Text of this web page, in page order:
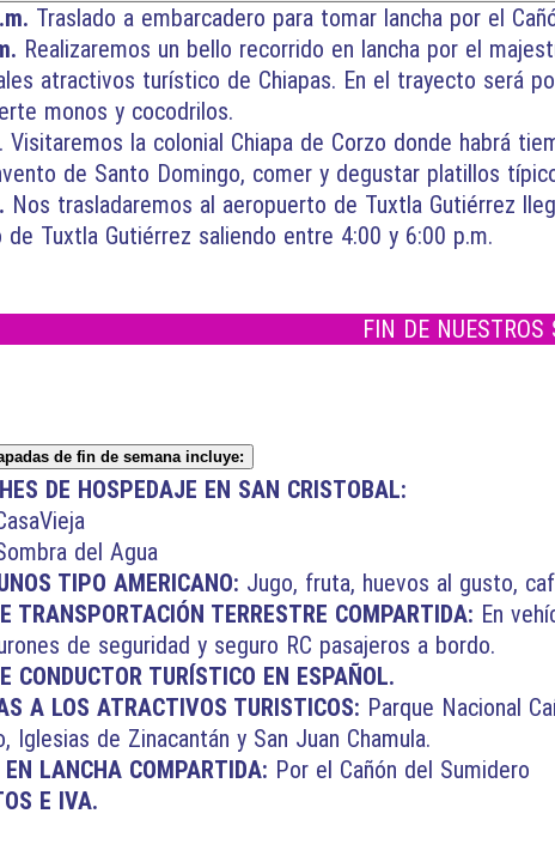
Traslado a embarcadero para tomar lancha por el
Realizaremos un bello recorrido en lancha por el
atractivos turístico de Chiapas. En el trayecto será
monos y cocodrilos.
. Visitaremos la colonial Chiapa de Corzo donde habrá
de Santo Domingo, comer y degustar platillos
Nos trasladaremos al aeropuerto de Tuxtla Gutiérrez
de Tuxtla Gutiérrez saliendo entre 4:00 y 6:00 p.m.
FIN DE NUESTROS
de fin de semanaincluye:
DE HOSPEDAJE EN SAN CRISTOBAL:
del Agua
TIPO AMERICANO: Jugo, fruta, huevos al gusto,
TRANSPORTACIÓN TERRESTRE COMPARTIDA: En
de seguridad y seguro RC pasajeros a bordo.
CONDUCTOR TURÍSTICO EN ESPAÑOL.
A LOS ATRACTIVOS TURISTICOS: Parque Nacional
Iglesias de Zinacantán y San Juan Chamula.
EN LANCHA COMPARTIDA: Por el Cañón del Sumidero
E IVA.